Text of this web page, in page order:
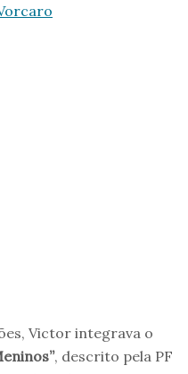
Victor integrava o
, descrito pela PF